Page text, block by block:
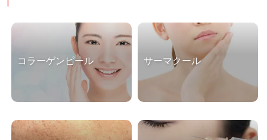
コラーゲンピール
こんなお悩みにおすすめし
ます 肌質を改善したいお
を取りたいシワ・たるみを
改善したい美肌治療をした
サーマクール
こんなお悩みありません
は肌をケアするのが難しく
なってきた・フェイスライ